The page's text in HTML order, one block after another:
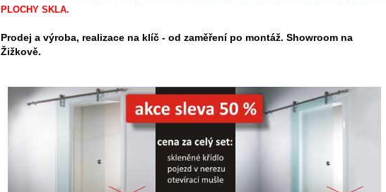
PLOCHY SKLA.
Prodej a výroba, realizace na klíč - od zaměření po montáž. Showroom na
Žižkově.